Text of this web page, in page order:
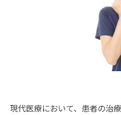
現代医療において、患者の治